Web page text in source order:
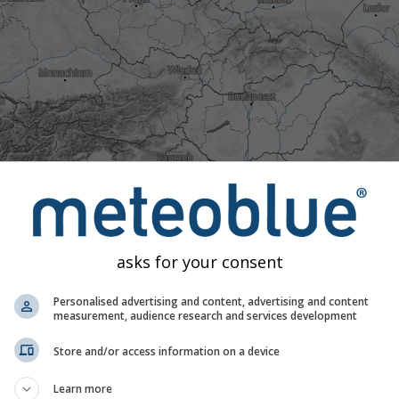
Normalny Niezwykle ciepło Ekstremalnie ciepło
z 40-letnimi danymi historycznymi, możemy stwierdzić,
ciepła (czerwone obszary) czy zimna (niebieskie obszary).
rzeczywiste temperatury z profesjonalnych i prywatnych
asks for your consent
Personalised advertising and content, advertising and content
measurement, audience research and services development
Store and/or access information on a device
Learn more